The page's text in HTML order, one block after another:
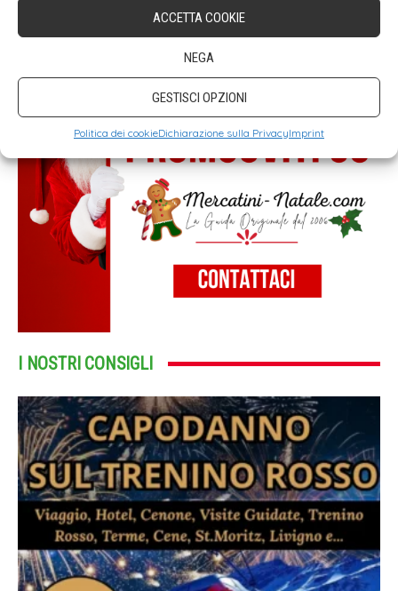
ACCETTA COOKIE
NEGA
GESTISCI OPZIONI
Politica dei cookieDichiarazione sulla PrivacyImprint
I NOSTRI CONSIGLI